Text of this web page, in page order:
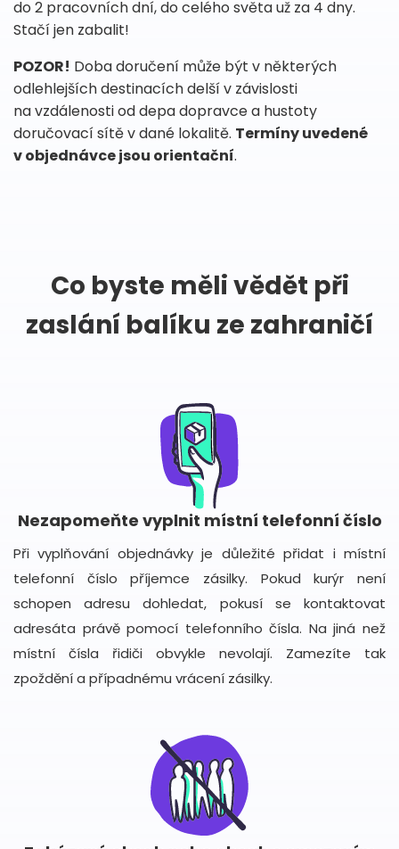
do 2 pracovních dní, do celého světa už za 4 dny.
Stačí jen zabalit!
POZOR! Doba doručení může být v některých
odlehlejších destinacích delší v závislosti
na vzdálenosti od depa dopravce a hustoty
doručovací sítě v dané lokalitě. Termíny uvedené
v objednávce jsou orientační.
Co byste měli vědět při
zaslání balíku ze zahraničí
Nezapomeňte vyplnit místní telefonní číslo
Při vyplňování objednávky je důležité přidat i místní
telefonní číslo příjemce zásilky. Pokud kurýr není
schopen adresu dohledat, pokusí se kontaktovat
adresáta právě pomocí telefonního čísla. Na jiná než
místní čísla řidiči obvykle nevolají. Zamezíte tak
zpoždění a případnému vrácení zásilky.